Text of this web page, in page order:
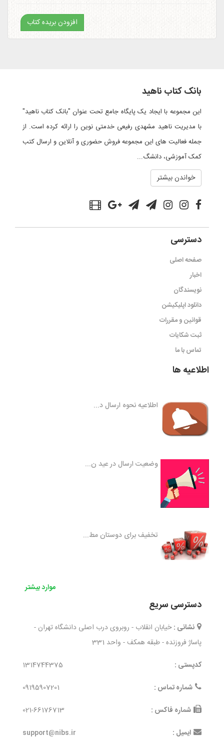
افزودن بریده کتاب
بانک کتاب ناهید
این مجموعه با ایجاد یک پایگاه جامع تحت عنوان "بانک کتاب ناهید"
با مدیریت ناهید مشهدی رفیعی خدمتی نوین را ارائه کرده است. از
جمله فعالیت های این مجموعه فروش حضوری و آنلاین و ارسال کتب
کمک آموزشی، دانشگ...
خواندن بیشتر
دسترسی
صفحه اصلی
اخبار
نویسندگان
دانلود اپلیکیشن
قوانین و مقررات
ثبت شکایات
تماس با ما
اطلاعیه ها
اطلاعیه نحوه ارسال د...
وضعیت ارسال در عید ن...
تخفیف برای دوستان مط...
موارد بیشتر
دسترسی سریع
نشانی : خیابان انقلاب - روبروی درب اصلی دانشگاه تهران -
پاساژ فروزنده - طبقه همکف - واحد 331
کدپستی :
1314744375
شماره تماس :
09195907201
شماره فاکس :
021-66176713
ایمیل :
support@nibs.ir